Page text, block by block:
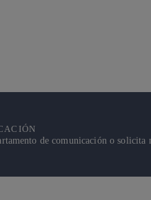
de comunicación o solicita